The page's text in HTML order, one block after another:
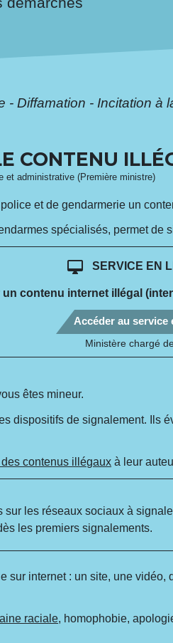
- Diffamation - Incitation à
CONTENU
et administrative (Première ministre)
et de gendarmerie un
spécialisés, permet de
desktop_mac SERVICE EN
un contenu internet illégal
Accéder au service
Ministère chargé
êtes mineur.
dispositifs de signalement. Ils
contenus illégaux à leur
les réseaux sociaux à
les premiers signalements.
sur internet : un site, une
raciale, homophobie,